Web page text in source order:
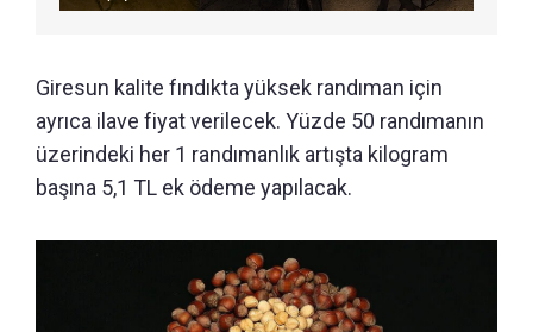
Giresun kalite fındıkta yüksek randıman için
ayrıca ilave fiyat verilecek. Yüzde 50 randımanın
üzerindeki her 1 randımanlık artışta kilogram
başına 5,1 TL ek ödeme yapılacak.